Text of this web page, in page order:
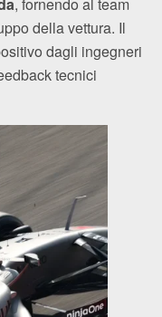
, fornendo al team
della vettura. Il
dagli ingegneri
tecnici